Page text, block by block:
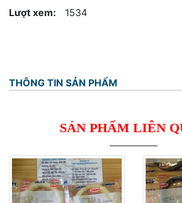
Lượt xem: 1534
THÔNG TIN SẢN PHẨM
SẢN PHẨM LIÊN